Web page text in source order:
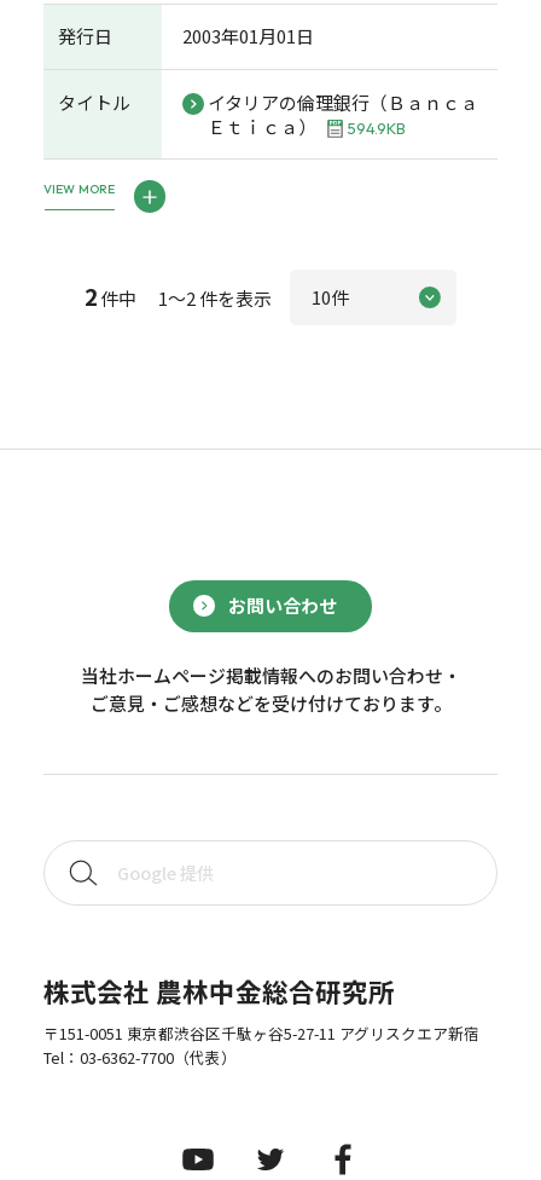
発行日 2003年01月01日
タイトル
イタリアの倫理銀行（Ｂａｎｃａ
Ｅｔｉｃａ）
594.9KB
VIEW MORE
2件中 1～2 件を表示
お問い合わせ
当社ホームページ掲載情報へのお問い合わせ・
ご意見・ご感想などを受け付けております。
株式会社 農林中金総合研究所
〒151-0051 東京都渋谷区千駄ヶ谷5-27-11 アグリスクエア新宿
Tel： 03-6362-7700（代表）